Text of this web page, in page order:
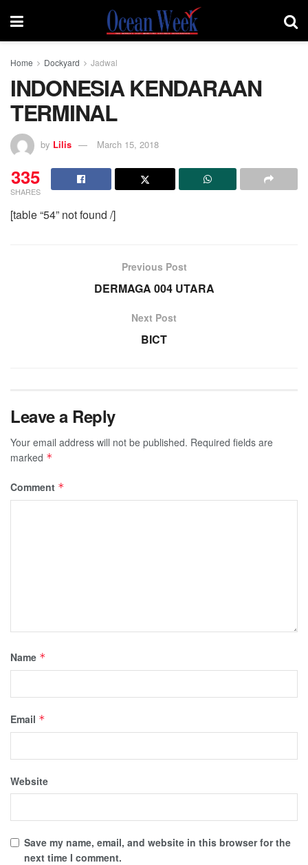
Home Dockyard Jadwal
INDONESIA KENDARAAN
TERMINAL
by Lilis March 15, 2018
335
SHARES
[table “54” not found /]
Previous Post
DERMAGA 004 UTARA
Next Post
BICT
Leave a Reply
Your email address will not be published. Required fields are
marked *
Comment *
Name *
Email *
Website
Save my name, email, and website in this browser for the
next time I comment.